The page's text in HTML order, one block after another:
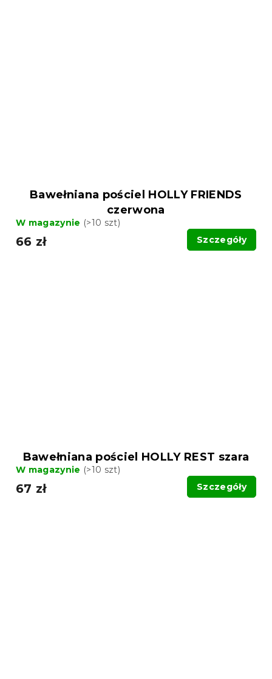
Bawełniana pościel HOLLY FRIENDS
czerwona
W magazynie (>10 szt)
66 zł Szczegóły
Bawełniana pościel HOLLY REST szara
W magazynie (>10 szt)
67 zł Szczegóły